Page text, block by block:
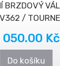
BRZDOVÝ
/
050.00 Kč
Do košíku